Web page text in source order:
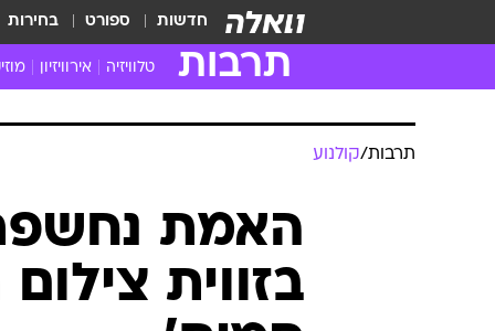
חדשות ספורט בחירות
תרבות טלוויזיה
טלוויזיה מחו"ל
סדרות מומלצות
האח הגדול
אירוויזיון
תרבות/קולנוע
האמת
בזווית